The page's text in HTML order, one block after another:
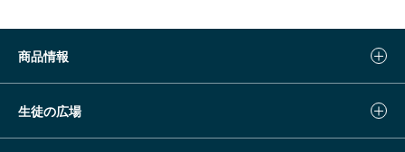
商品情報
生徒の広場